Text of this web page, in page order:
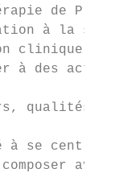
de
à la
clinique;
à des
qualités
se centrer